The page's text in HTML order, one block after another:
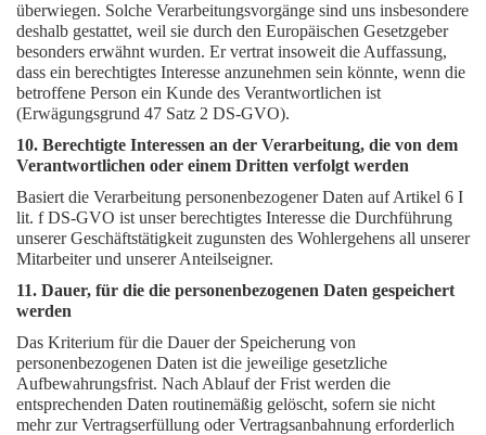
überwiegen. Solche Verarbeitungsvorgänge sind uns insbesondere
deshalb gestattet, weil sie durch den Europäischen Gesetzgeber
besonders erwähnt wurden. Er vertrat insoweit die Auffassung,
dass ein berechtigtes Interesse anzunehmen sein könnte, wenn die
betroffene Person ein Kunde des Verantwortlichen ist
(Erwägungsgrund 47 Satz 2 DS-GVO).
10. Berechtigte Interessen an der Verarbeitung, die von dem
Verantwortlichen oder einem Dritten verfolgt werden
Basiert die Verarbeitung personenbezogener Daten auf Artikel 6 I
lit. f DS-GVO ist unser berechtigtes Interesse die Durchführung
unserer Geschäftstätigkeit zugunsten des Wohlergehens all unserer
Mitarbeiter und unserer Anteilseigner.
11. Dauer, für die die personenbezogenen Daten gespeichert
werden
Das Kriterium für die Dauer der Speicherung von
personenbezogenen Daten ist die jeweilige gesetzliche
Aufbewahrungsfrist. Nach Ablauf der Frist werden die
entsprechenden Daten routinemäßig gelöscht, sofern sie nicht
mehr zur Vertragserfüllung oder Vertragsanbahnung erforderlich